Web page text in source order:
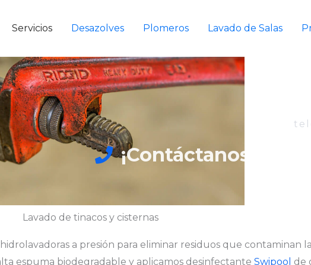
Servicios Desazolves Plomeros Lavado de Salas
¡Contáctanos!
Lavado de tinacos y cisternas
a presión para eliminar residuos que contaminan
espuma biodegradable y aplicamos desinfectante Swipool de